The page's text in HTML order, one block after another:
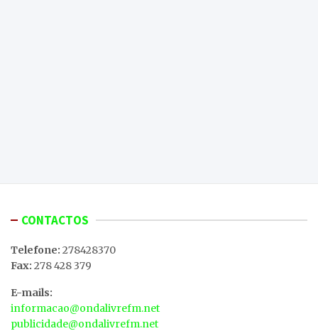
CONTACTOS
Telefone: 278428370
Fax: 278 428 379
E-mails:
informacao@ondalivrefm.net
publicidade@ondalivrefm.net